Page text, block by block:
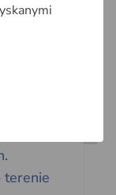
terenie